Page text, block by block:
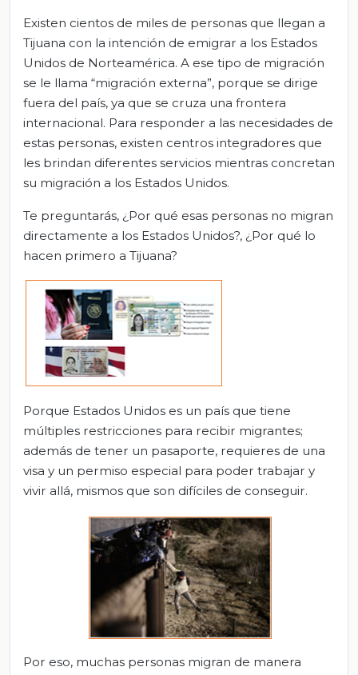
Existen cientos de miles de personas que llegan a
Tijuana con la intención de emigrar a los Estados
Unidos de Norteamérica. A ese tipo de migración
se le llama “migración externa”, porque se dirige
fuera del país, ya que se cruza una frontera
internacional. Para responder a las necesidades de
estas personas, existen centros integradores que
les brindan diferentes servicios mientras concretan
su migración a los Estados Unidos.
Te preguntarás, ¿Por qué esas personas no migran
directamente a los Estados Unidos?, ¿Por qué lo
hacen primero a Tijuana?
Porque Estados Unidos es un país que tiene
múltiples restricciones para recibir migrantes;
además de tener un pasaporte, requieres de una
visa y un permiso especial para poder trabajar y
vivir allá, mismos que son difíciles de conseguir.
Por eso, muchas personas migran de manera